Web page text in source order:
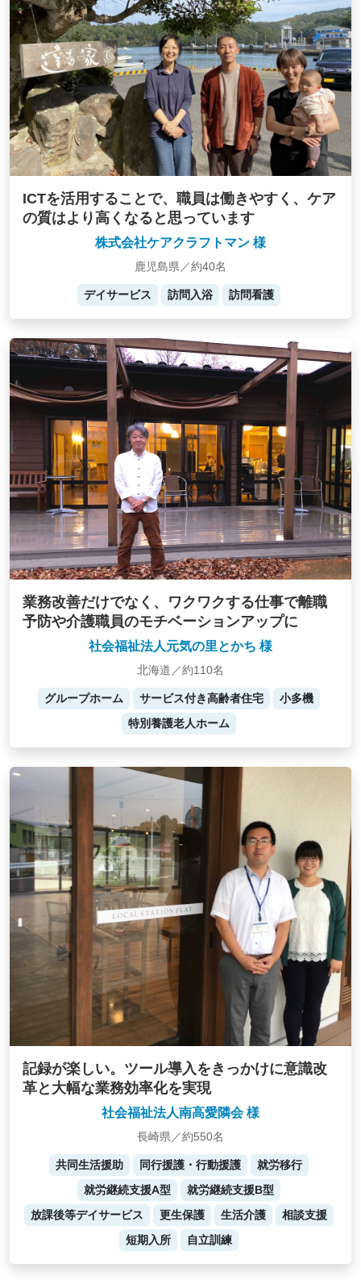
ICTを活用することで、職員は働きやすく、ケア
の質はより高くなると思っています
株式会社ケアクラフトマン 様
鹿児島県／約40名
デイサービス 訪問入浴 訪問看護
業務改善だけでなく、ワクワクする仕事で離職
予防や介護職員のモチベーションアップに
社会福祉法人元気の里とかち 様
北海道／約110名
グループホーム サービス付き高齢者住宅
小多機
特別養護老人ホーム
記録が楽しい。ツール導入をきっかけに意識改
革と大幅な業務効率化を実現
社会福祉法人南高愛隣会 様
長崎県／約550名
共同生活援助 同行援護・行動援護
就労移行
就労継続支援A型
就労継続支援B型
放課後等デイサービス
更生保護 生活介護
相談支援
短期入所
自立訓練